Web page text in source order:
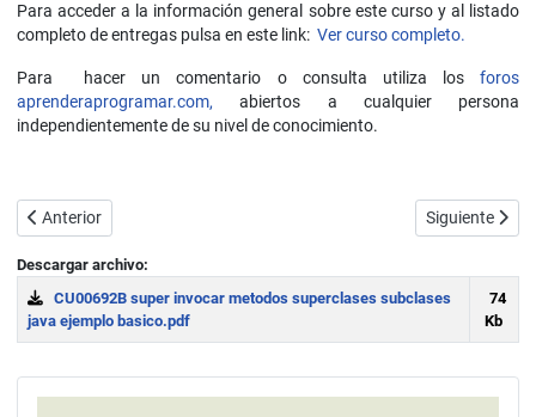
Para acceder a la información general sobre este curso y al listado
completo de entregas pulsa en este link: Ver curso completo.
Para hacer un comentario o consulta utiliza losforos
aprenderaprogramar.com, abiertos a cualquier persona
independientemente de su nivel de conocimiento.
Artículo anterior: Ejemplo ejercicio resuelto con polimorfismo,
Anterior Artículo
Siguiente
Descargar archivo:
CU00692B super invocar metodos superclases subclases
java ejemplo basico.pdf
74
Kb